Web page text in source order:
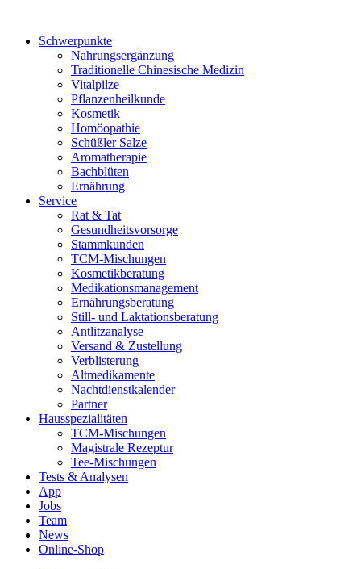
Schwerpunkte
Nahrungsergänzung
Traditionelle Chinesische Medizin
Vitalpilze
Pflanzenheilkunde
Kosmetik
Homöopathie
Schüßler Salze
Aromatherapie
Bachblüten
Ernährung
Service
Rat & Tat
Gesundheitsvorsorge
Stammkunden
TCM-Mischungen
Kosmetikberatung
Medikationsmanagement
Ernährungsberatung
Still- und Laktationsberatung
Antlitzanalyse
Versand & Zustellung
Verblisterung
Altmedikamente
Nachtdienstkalender
Partner
Hausspezialitäten
TCM-Mischungen
Magistrale Rezeptur
Tee-Mischungen
Tests & Analysen
App
Jobs
Team
News
Online-Shop